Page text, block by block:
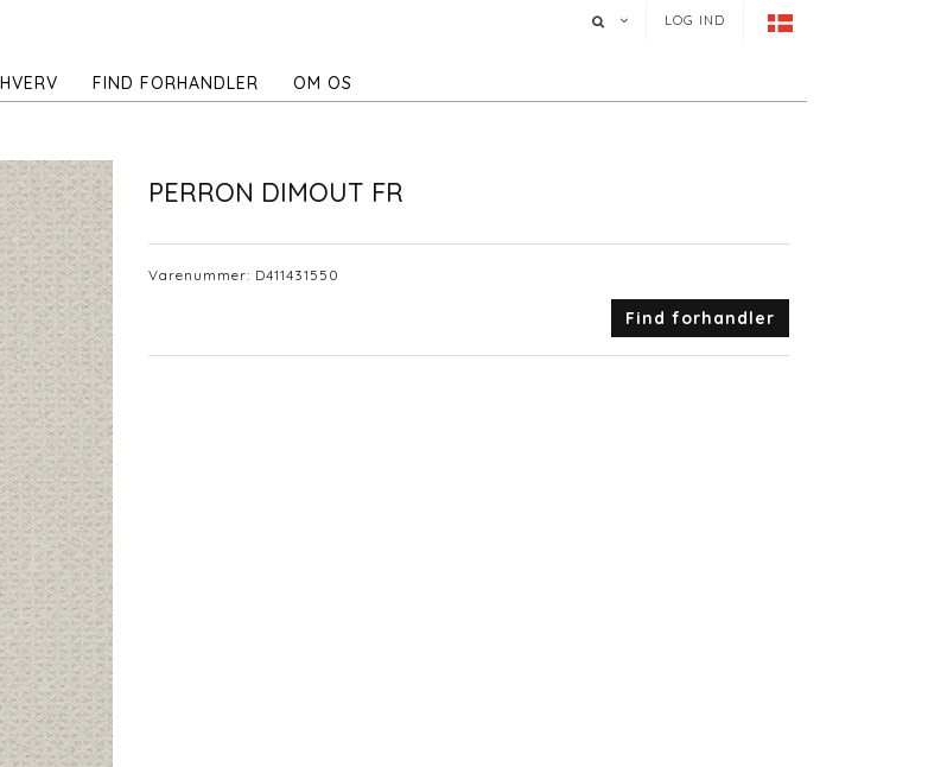
LOG IND
FIND FORHANDLER OM OS
PERRON DIMOUT FR
Varenummer: D411431550
Find forhandler